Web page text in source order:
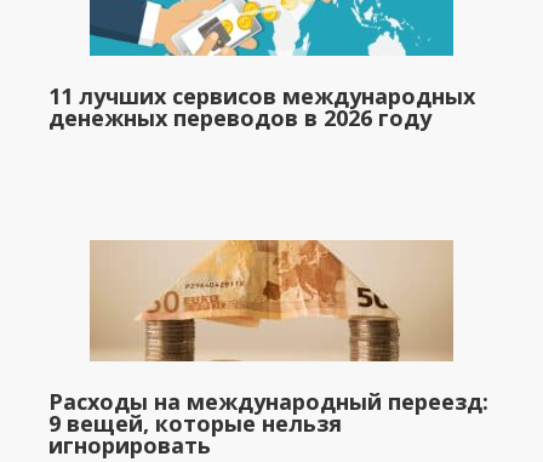
11 лучших сервисов международных
денежных переводов в 2026 году
Расходы на международный переезд:
9 вещей, которые нельзя
игнорировать